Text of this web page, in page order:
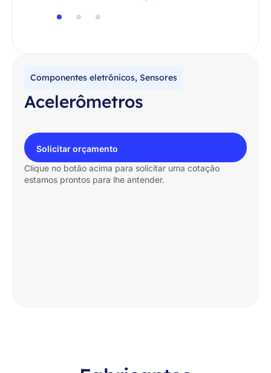
Componentes eletrônicos, Sensores
Acelerômetros
Solicitar orçamento
Clique no botão acima para solicitar uma cotação
estamos prontos para lhe antender.